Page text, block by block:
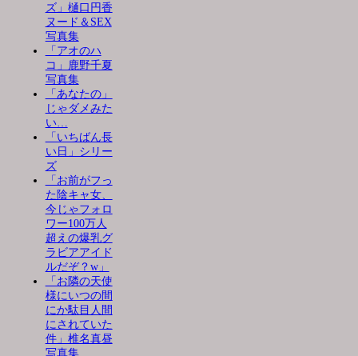
ズ」樋口円香
ヌード＆SEX
写真集
「アオのハ
コ」鹿野千夏
写真集
「あなたの」
じゃダメみた
い…
「いちばん長
い日」シリー
ズ
「お前がフっ
た陰キャ女、
今じゃフォロ
ワー100万人
超えの爆乳グ
ラビアアイド
ルだぞ？w」
「お隣の天使
様にいつの間
にか駄目人間
にされていた
件」椎名真昼
写真集